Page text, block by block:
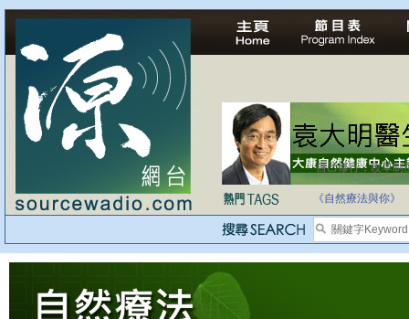
自己修行，改革制
《自然療法與你》